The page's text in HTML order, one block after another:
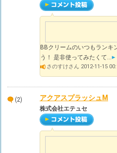
BBクリームのいつもラン
う！ 是非使ってみたくて...
さのすけさん 2012-11-15
(2) アクアスプラッシュM
株式会社エテュセ